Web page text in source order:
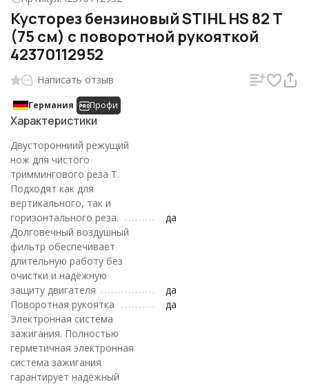
Кусторез бензиновый STIHL HS 82 T
(75 см) с поворотной рукояткой
42370112952
Написать отзыв
Германия Профи
Характеристики
Двусторонниий режущий
нож для чистого
триммингового реза T.
Подходят как для
вертикального, так и
горизонтального реза.
да
Долговечный воздушный
фильтр обеспечивает
длительную работу без
очистки и надёжную
защиту двигателя
да
Поворотная рукоятка
да
Электронная система
зажигания. Полностью
герметичная электронная
система зажигания
гарантирует надёжный